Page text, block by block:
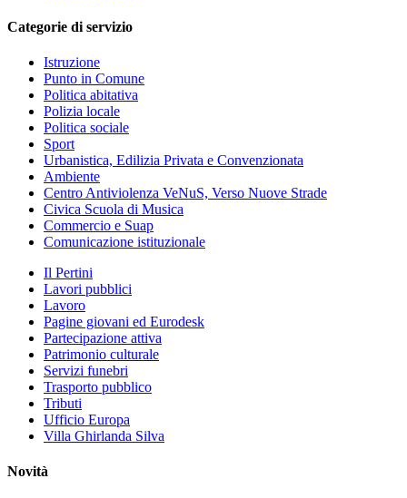
Categorie di servizio
Istruzione
Punto in Comune
Politica abitativa
Polizia locale
Politica sociale
Sport
Urbanistica, Edilizia Privata e Convenzionata
Ambiente
Centro Antiviolenza VeNuS, Verso Nuove Strade
Civica Scuola di Musica
Commercio e Suap
Comunicazione istituzionale
Il Pertini
Lavori pubblici
Lavoro
Pagine giovani ed Eurodesk
Partecipazione attiva
Patrimonio culturale
Servizi funebri
Trasporto pubblico
Tributi
Ufficio Europa
Villa Ghirlanda Silva
Novità